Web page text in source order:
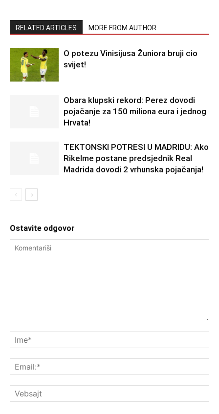
RELATED ARTICLES MORE FROM AUTHOR
O potezu Vinisijusa Žuniora bruji cio
svijet!
Obara klupski rekord: Perez dovodi
pojačanje za 150 miliona eura i jednog
Hrvata!
TEKTONSKI POTRESI U MADRIDU: Ako
Rikelme postane predsjednik Real
Madrida dovodi 2 vrhunska pojačanja!
Ostavite odgovor